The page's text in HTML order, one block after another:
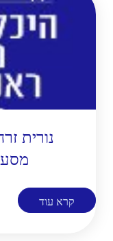
נורית
קרא עוד